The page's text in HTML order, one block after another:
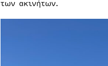
των ακινήτων.